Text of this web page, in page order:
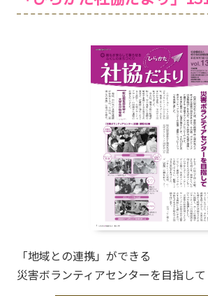
「地域との連携」ができる
災害ボランティアセンターを目指して